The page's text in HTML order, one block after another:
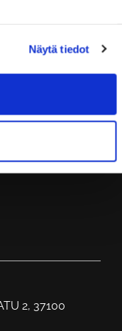
Näytä tiedot
2, 37100